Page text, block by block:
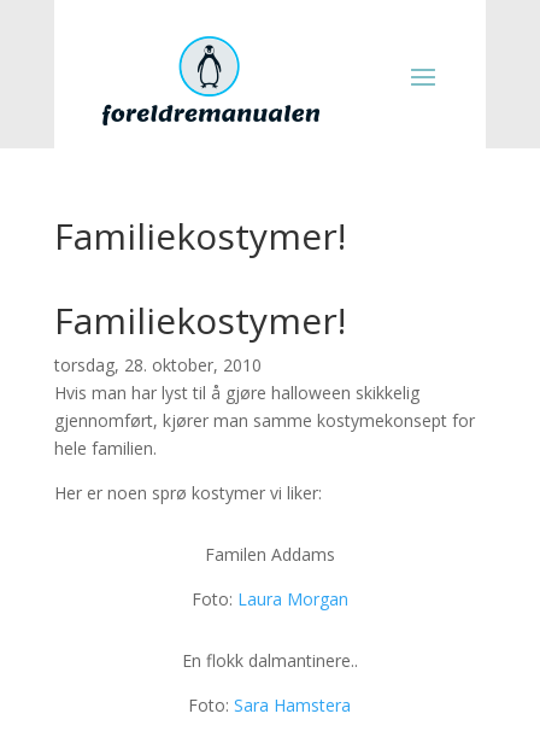
Familiekostymer!
Familiekostymer!
torsdag, 28. oktober, 2010
Hvis man har lyst til å gjøre halloween skikkelig
gjennomført, kjører man samme kostymekonsept for
hele familien.
Her er noen sprø kostymer vi liker:
Familen Addams
Foto: Laura Morgan
En flokk dalmantinere..
Foto:Sara Hamstera